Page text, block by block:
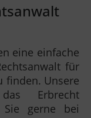
eine einfache
für
finden. Unsere
Erbrecht
Sie gerne bei